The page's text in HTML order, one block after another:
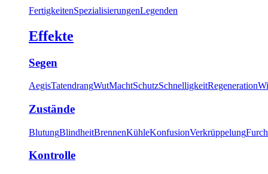
FertigkeitenSpezialisierungenLegenden
Effekte
Segen
AegisTatendrangWutMachtSchutzSchnelligkeitRegeneration
Zustände
BlutungBlindheitBrennenKühleKonfusionVerkrüppelung
Kontrolle